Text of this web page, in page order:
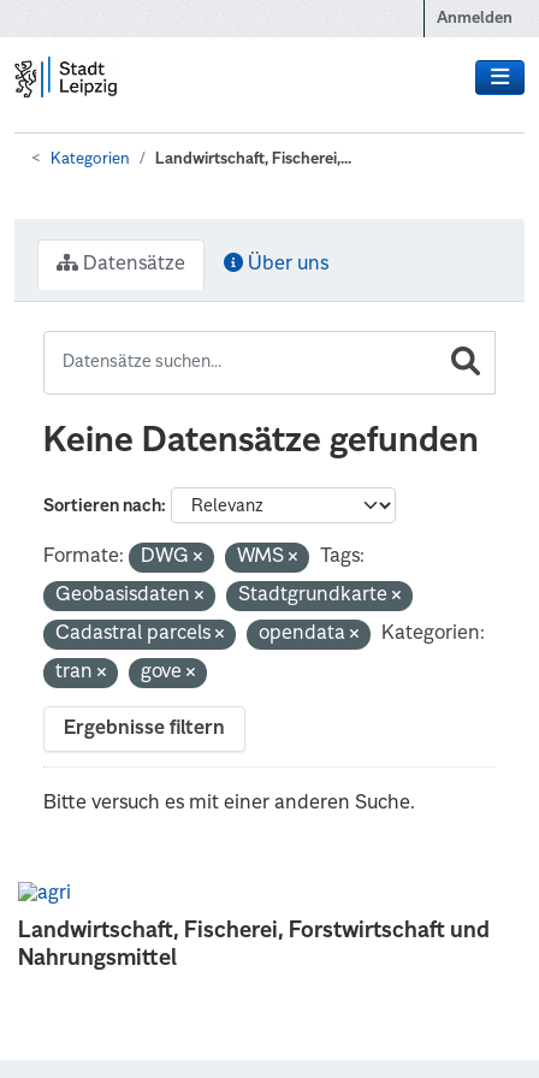
Anmelden
Kategorien Landwirtschaft, Fischerei,...
Landwirtschaft, Fischerei, Forstwirtschaft und
Nahrungsmittel
Datensätze Über uns
Keine Datensätze gefunden
Sortieren nach
Formate: DWG WMS
Tags:
Geobasisdaten
Stadtgrundkarte
Cadastral parcels
opendata
Kategorien:
tran
gove
Ergebnisse filtern
Bitte versuch es mit einer anderen Suche.